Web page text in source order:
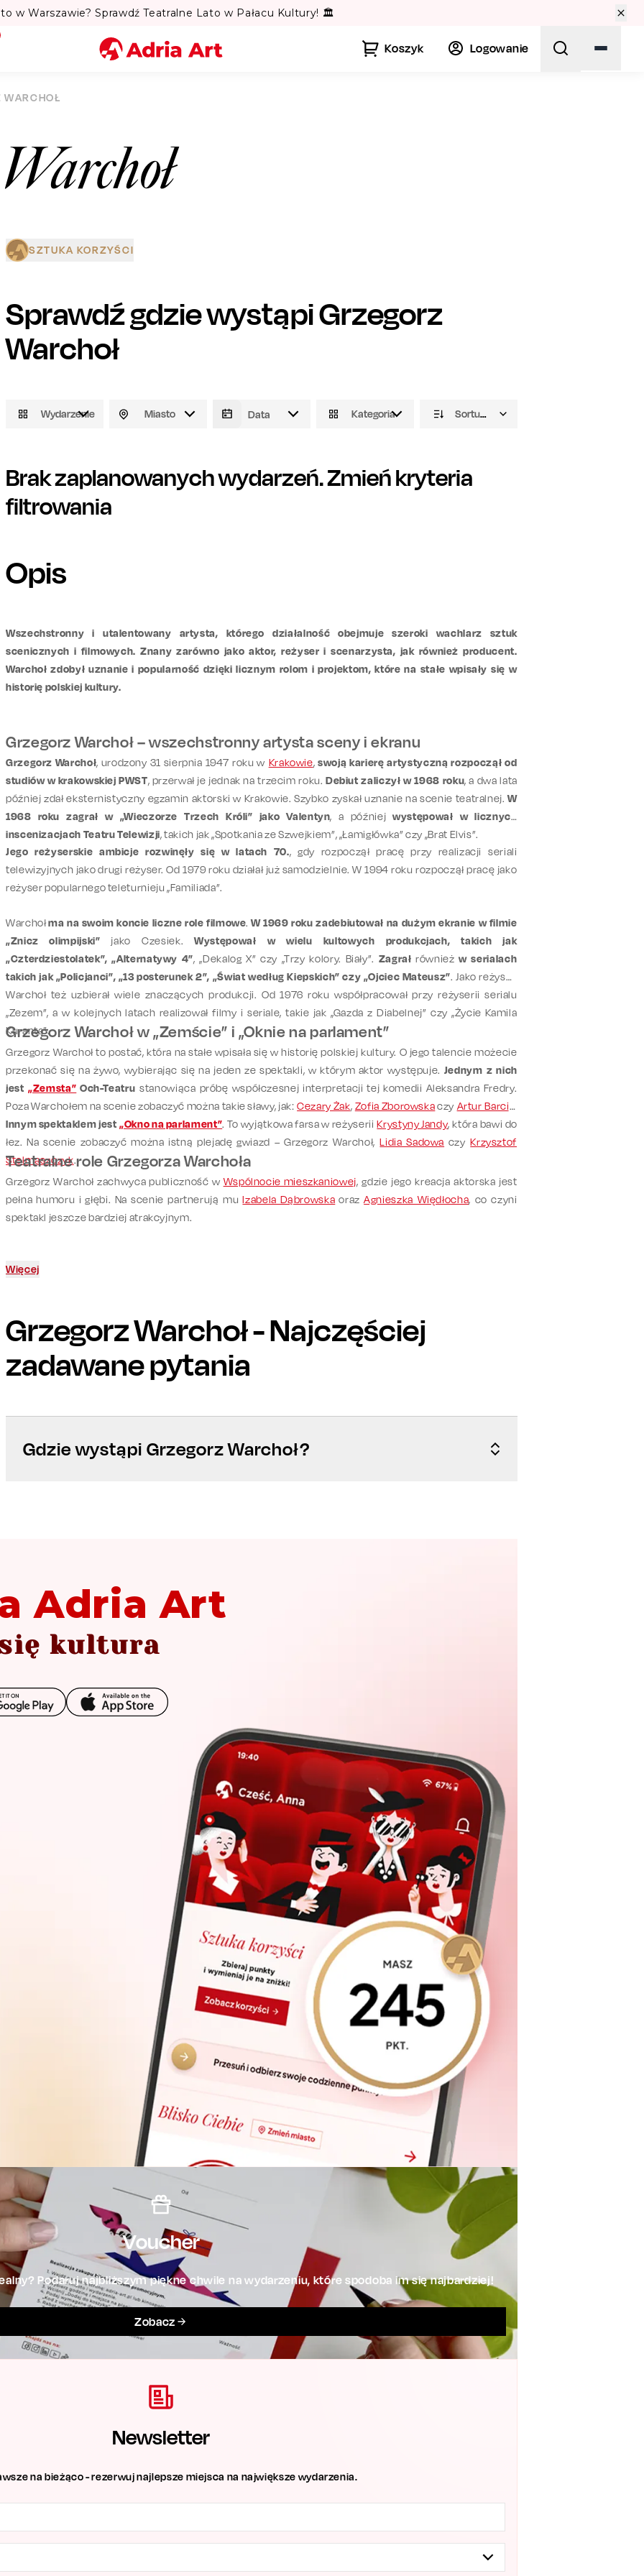
w Warszawie? Sprawdź Teatralne Lato w Pałacu Kultury! 🏛️
Koszyk Logowanie
Szukaj
WARCHOŁ
SZTUKA KORZYŚCI
Sprawdź gdzie wystąpiGrzegorz
Warchoł
Wydarzenie Miasto Kategoria Sortuj domyślnie
Brak zaplanowanych wydarzeń. Zmień kryteria
filtrowania
Opis
Wszechstronny i utalentowany artysta, którego działalność obejmuje szeroki wachlarz sztuk
scenicznych i filmowych. Znany zarówno jako aktor, reżyser i scenarzysta, jak również producent.
Warchoł zdobył uznanie i popularność dzięki licznym rolom i projektom, które na stałe wpisały się w
historię polskiej kultury.
Grzegorz Warchoł – wszechstronny artysta sceny i ekranu
Grzegorz Warchoł, urodzony 31 sierpnia 1947 roku w Krakowie, swoją karierę artystyczną rozpoczął od
studiów w krakowskiej PWST, przerwał je jednak na trzecim roku. Debiut zaliczył w 1968 roku, a dwa lata
później zdał eksternistyczny egzamin aktorski w Krakowie. Szybko zyskał uznanie na scenie teatralnej.W
1968 roku zagrał w „Wieczorze Trzech Króli” jako Valentyn, a późniejwystępował w licznych
inscenizacjach Teatru Telewizji, takich jak „Spotkania ze Szwejkiem”, „Łamigłówka” czy „Brat Elvis”.
Jego reżyserskie ambicje rozwinęły się w latach 70., gdy rozpoczął pracę przy realizacji seriali
telewizyjnych jako drugi reżyser. Od 1979 roku działał już samodzielnie. W 1994 roku rozpoczął pracę jako
reżyser popularnego teleturnieju „Familiada”.
Warchołma na swoim koncie liczne role filmowe.W 1969 roku zadebiutował na dużym ekranie w filmie
„Znicz olimpijski” jako Czesiek.Występował w wielu kultowych produkcjach, takich jak
„Czterdziestolatek”, „Alternatywy 4”, „Dekalog X” czy „Trzy kolory. Biały”. Zagrał równieżw serialach
takich jak „Policjanci”, „13 posterunek 2”, „Świat według Kiepskich” czy „Ojciec Mateusz”. Jako reżyser,
Warchoł też uzbierał wiele znaczących produkcji. Od 1976 roku współpracował przy reżyserii serialu
„Zezem”, a w kolejnych latach realizował filmy i seriale, takie jak „Gazda z Diabelnej” czy „Życie Kamila
Kuranta”.
Grzegorz Warchoł w „Zemście” i „Oknie na parlament”
Grzegorz Warchoł to postać, która na stałe wpisała się w historię polskiej kultury. O jego talencie możecie
przekonać się na żywo, wybierając się na jeden ze spektakli, w którym aktor występuje. Jednym z nich
jest„Zemsta” Och-Teatru stanowiąca próbę współczesnej interpretacji tej komedii Aleksandra Fredry.
Poza Warchołem na scenie zobaczyć można takie sławy, jak:Cezary Żak, Zofia Zborowskaczy Artur Barciś
Innym spektaklem jest„Okno na parlament”. To wyjątkowa farsa w reżyseriiKrystyny Jandy, która bawi do
łez. Na scenie zobaczyć można istną plejadę gwiazd – Grzegorz Warchoł,Lidia Sadowa czyKrzysztof
Stelmaszczyk.
Teatralne role Grzegorza Warchoła
Grzegorz Warchoł zachwyca publiczność wWspólnocie mieszkaniowej, gdzie jego kreacja aktorska jest
pełna humoru i głębi. Na scenie partnerują muIzabela Dąbrowska orazAgnieszka Więdłocha, co czyni
spektakl jeszcze bardziej atrakcyjnym.
Więcej
Grzegorz Warchoł- Najczęściej
zadawane pytania
Gdzie wystąpi Grzegorz Warchoł?
Adria Art
kultura
Voucher
Podaruj najbliższym piękne chwile na wydarzeniu, które spodoba im się najbardziej!
Zobacz
Newsletter
na bieżąco - rezerwuj najlepsze miejsca na największe wydarzenia.